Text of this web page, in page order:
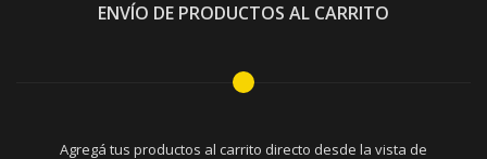
ENVÍO DE PRODUCTOS AL CARRITO
Agregá tus productos al carrito directo desde la vista de